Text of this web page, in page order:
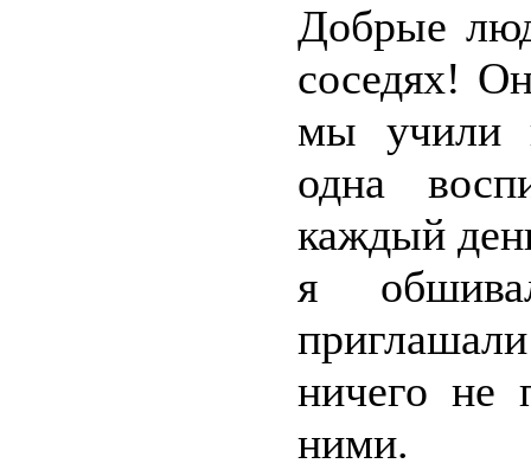
Добрые
соседях!
мы учили
одна
каждый
я
приглашали
ничего не
ними.